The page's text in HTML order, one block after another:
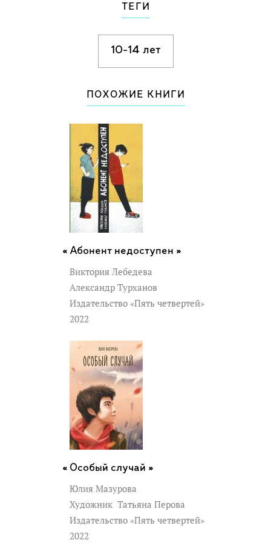
ТЕГИ
10-14 лет
ПОХОЖИЕ КНИГИ
Абонент недоступен »
Виктория Лебедева
Александр Турханов
Издательство «Пять четвертей»
2022
Особый случай »
Юлия Мазурова
Художник Татьяна Перова
Издательство «Пять четвертей»
2022